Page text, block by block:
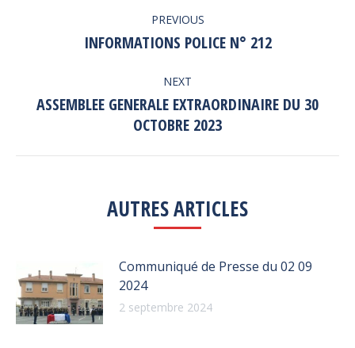
NAVIGATION PREVIOUS
Previous
INFORMATIONS POLICE N° 212
NEXT
Next
post:
ASSEMBLEE GENERALE EXTRAORDINAIRE DU 30
OCTOBRE 2023
AUTRES ARTICLES
Communiqué de Presse du 02 09
2024
2 septembre 2024